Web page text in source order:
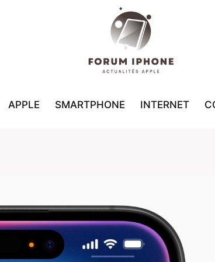
APPLE SMARTPHONE INTERNET